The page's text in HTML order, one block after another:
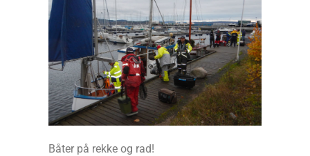
Båter på rekke og rad!